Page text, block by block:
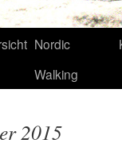
Nordic
Walking
2015